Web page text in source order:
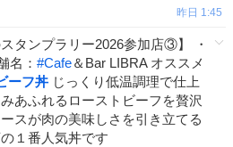
昨日 1:45
スタンプラリー2026参加店③】 ・
名： #Cafe＆Bar LIBRA オススメ
ーフ丼 じっくり低温調理で仕上
あふれるローストビーフを贅沢
スが肉の美味しさを引き立てる
１番人気丼です